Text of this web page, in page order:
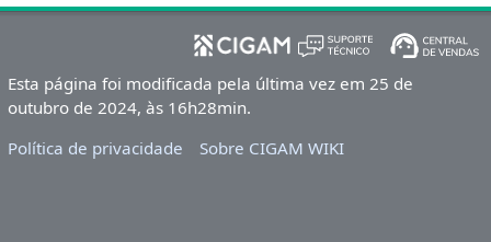
Esta página foi modificada pela última vez em 25 de
outubro de 2024, às 16h28min.
Política de privacidade
Sobre CIGAM WIKI